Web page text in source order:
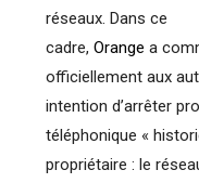
réseaux. Dans ce
cadre,Orange a
officiellement aux
intention d’arrêter
téléphonique «
propriétaire : le